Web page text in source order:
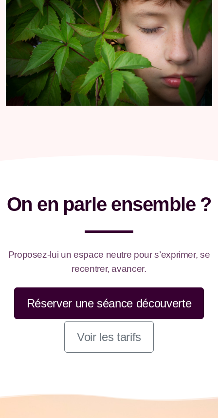
On en parle ensemble ?
Proposez-lui un espace neutre pour s’exprimer, se
recentrer, avancer.
Réserver une séance découverte
Voir les tarifs